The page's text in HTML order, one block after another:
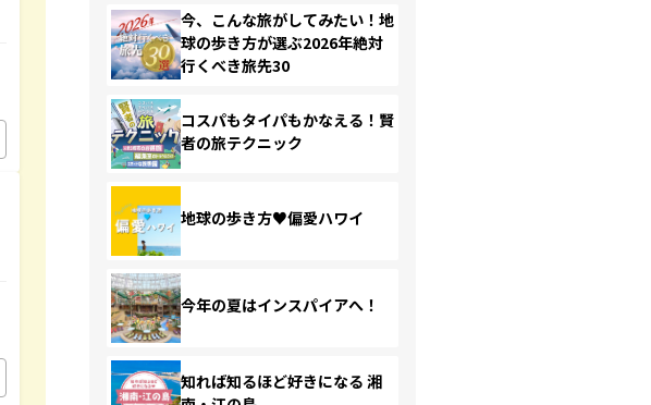
今、こんな旅がしてみたい！地
球の歩き方が選ぶ2026年絶対
行くべき旅先30
コスパもタイパもかなえる！賢
者の旅テクニック
地球の歩き方♥偏愛ハワイ
今年の夏はインスパイアへ！
知れば知るほど好きになる 湘